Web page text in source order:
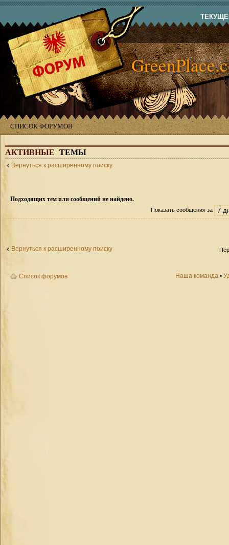
СПИСОК ФОРУМОВ
АКТИВНЫЕ ТЕМЫ
Вернуться к расширенному поиску
Подходящих тем или сообщений не найдено.
Показать сообщения за
Вернуться к расширенному поиску
Список форумов Наша команда •